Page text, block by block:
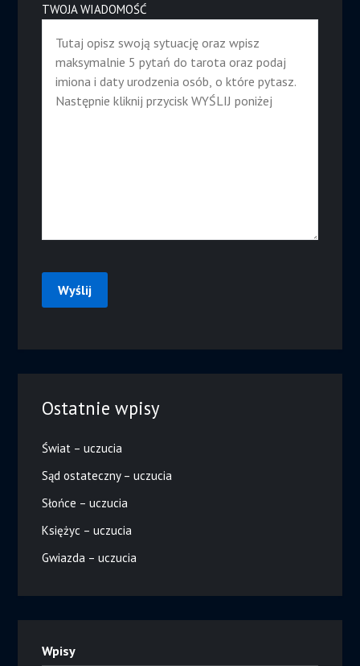
TWOJA WIADOMOŚĆ
Ostatnie wpisy
Świat – uczucia
Sąd ostateczny – uczucia
Słońce – uczucia
Księżyc – uczucia
Gwiazda – uczucia
Wpisy